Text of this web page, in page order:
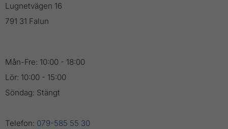
Lugnetvägen 16
791 31 Falun
Mån-Fre: 10:00 - 18:00
Lör: 10:00 - 15:00
Söndag: Stängt
Telefon: 079-585 55 30